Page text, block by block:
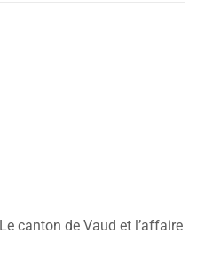
Le canton de Vaud et l’affaire